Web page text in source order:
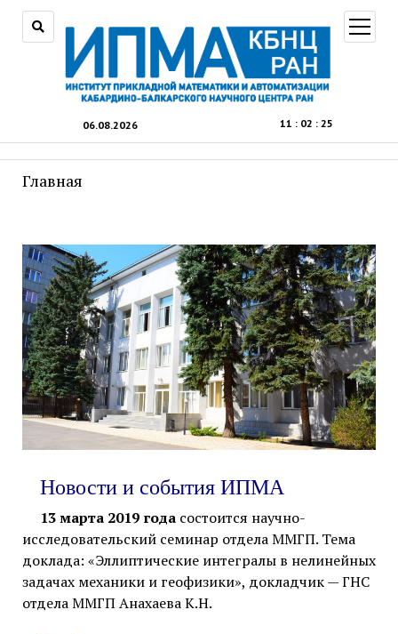
06.08.2026 11 : 02 : 25
меню
Главная
Новости и события ИПМА
13 марта 2019 годасостоится научно-
исследовательский семинар отдела ММГП. Тема
доклада: «Эллиптические интегралы в нелинейных
задачах механики и геофизики», докладчик — ГНС
отдела ММГП Анахаева К.Н.